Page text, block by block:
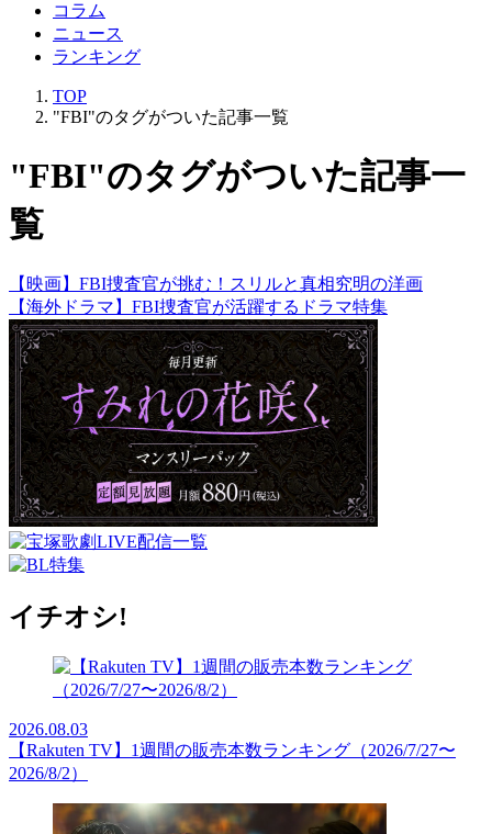
コラム
ニュース
ランキング
TOP
"FBI"のタグがついた記事一覧
"FBI"のタグがついた記事一
覧
【映画】FBI捜査官が挑む！スリルと真相究明の洋画
【海外ドラマ】FBI捜査官が活躍するドラマ特集
イチオシ!
2026.08.03
【Rakuten TV】1週間の販売本数ランキング（2026/7/27〜
2026/8/2）